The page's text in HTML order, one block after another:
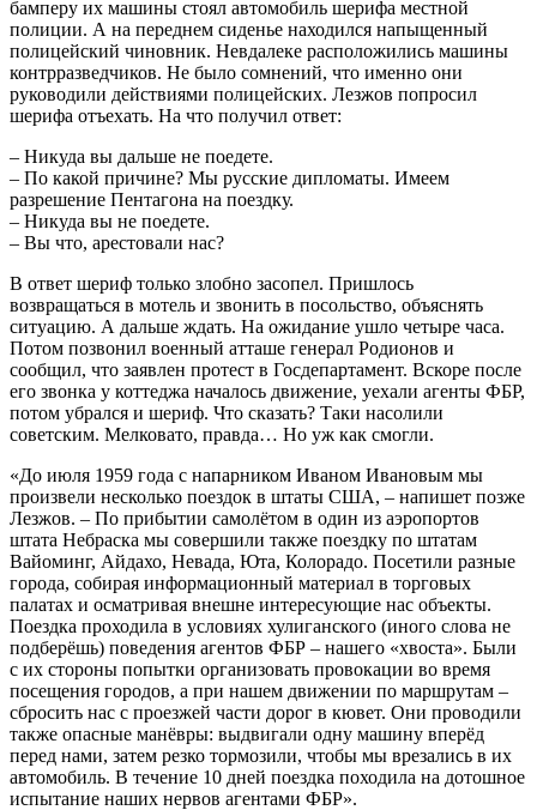
бамперу их машины стоял автомобиль шерифа местной
полиции. А на переднем сиденье находился напыщенный
полицейский чиновник. Невдалеке расположились машины
контрразведчиков. Не было сомнений, что именно они
руководили действиями полицейских. Лезжов попросил
шерифа отъехать. На что получил ответ:
– Никуда вы дальше не поедете.
– По какой причине? Мы русские дипломаты. Имеем
разрешение Пентагона на поездку.
– Никуда вы не поедете.
– Вы что, арестовали нас?
В ответ шериф только злобно засопел. Пришлось
возвращаться в мотель и звонить в посольство, объяснять
ситуацию. А дальше ждать. На ожидание ушло четыре часа.
Потом позвонил военный атташе генерал Родионов и
сообщил, что заявлен протест в Госдепартамент. Вскоре после
его звонка у коттеджа началось движение, уехали агенты ФБР,
потом убрался и шериф. Что сказать? Таки насолили
советским. Мелковато, правда… Но уж как смогли.
«До июля 1959 года с напарником Иваном Ивановым мы
произвели несколько поездок в штаты США, – напишет позже
Лезжов. – По прибытии самолётом в один из аэропортов
штата Небраска мы совершили также поездку по штатам
Вайоминг, Айдахо, Невада, Юта, Колорадо. Посетили разные
города, собирая информационный материал в торговых
палатах и осматривая внешне интересующие нас объекты.
Поездка проходила в условиях хулиганского (иного слова не
подберёшь) поведения агентов ФБР – нашего «хвоста». Были
с их стороны попытки организовать провокации во время
посещения городов, а при нашем движении по маршрутам –
сбросить нас с проезжей части дорог в кювет. Они проводили
также опасные манёвры: выдвигали одну машину вперёд
перед нами, затем резко тормозили, чтобы мы врезались в их
автомобиль. В течение 10 дней поездка походила на дотошное
испытание наших нервов агентами ФБР».